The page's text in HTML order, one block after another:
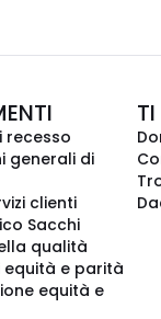
recesso
generali di
clienti
Sacchi
qualità
equità e parità
equità e